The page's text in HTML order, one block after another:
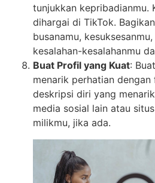
tunjukkan kepribadianmu.
dihargai di TikTok.
busanamu,
kesalahan-kesalahanmu
Buat Profil yang Kuat:
menarik perhatian
deskripsi diri yang
media sosial lain atau
milikmu, jika ada.